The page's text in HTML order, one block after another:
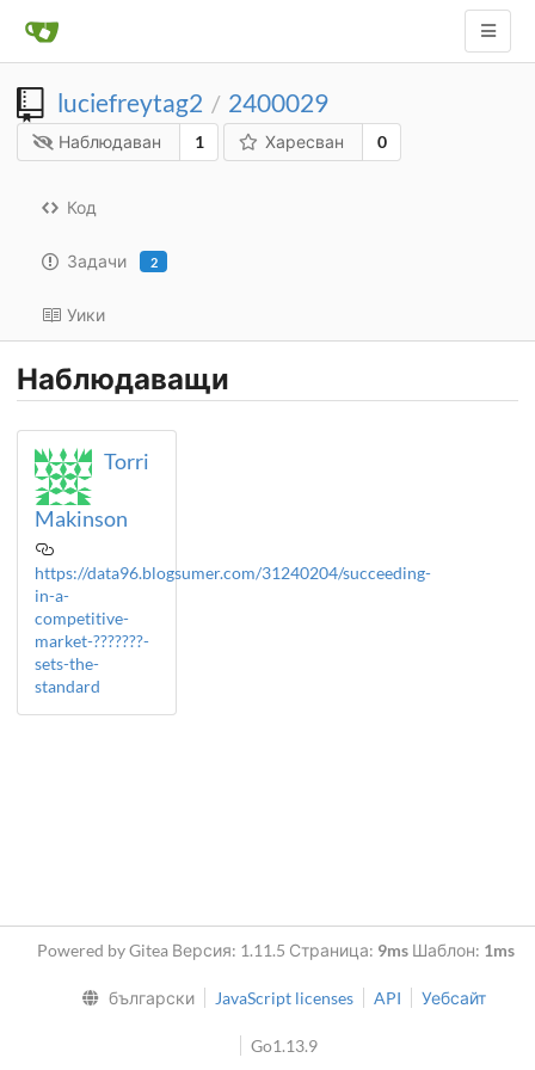
luciefreytag2 / 2400029
Наблюдаван 1 Харесван 0
Код
Задачи 2
Уики
Наблюдаващи
Torri
Makinson
https://data96.blogsumer.com/31240204/succeeding-
in-a-
competitive-
market-???????-
sets-the-
standard
Powered by Gitea Версия: 1.11.5 Страница: 9ms Шаблон: 1ms
български JavaScript licenses API Уебсайт
Go1.13.9